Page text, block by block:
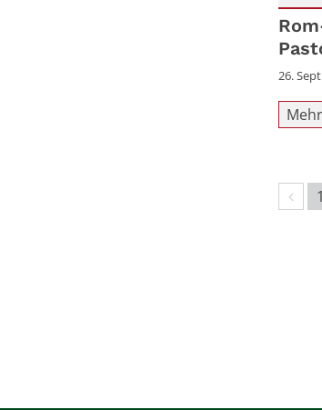
26.
Mehr
1